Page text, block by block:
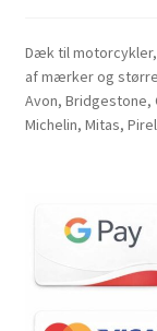
Dæk til
af mærker og
Avon, Bridgestone,
Michelin, Mitas,